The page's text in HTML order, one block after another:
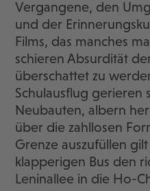
Vergangene, den
und der
Films, das manches
schieren Absurdität
überschattet zu
Schulausflug gerieren
Neubauten, albern
über die zahllosen
Grenze auszufüllen
klapperigen Bus den
Leninallee in die Ho-